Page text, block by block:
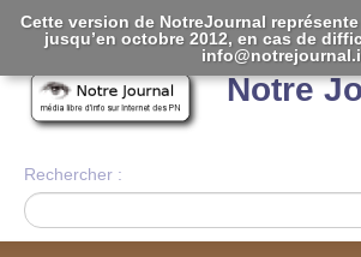
Notre
Rechercher :
Cette version de NotreJournal
jusqu’en octobre 2012, en cas de